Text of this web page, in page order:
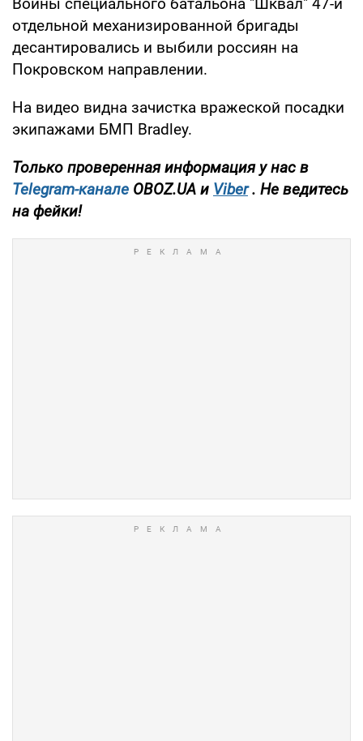
Воины специального батальона "Шквал" 47-й
отдельной механизированной бригады
десантировались и выбили россиян на
Покровском направлении.
На видео видна зачистка вражеской посадки
экипажами БМП Bradley.
Только проверенная информация у нас в
Telegram-канале OBOZ.UA и Viber . Не ведитесь
на фейки!